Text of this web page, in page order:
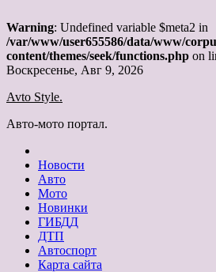
Warning: Undefined variable $meta2 in
/var/www/user655586/data/www/
content/themes/seek/functions.php on
Skip
content
Воскресенье, Авг 9, 2026
Avto Style.
Авто-мото портал.
Новости
Авто
Мото
Новинки
ГИБДД
ДТП
Автоспорт
Карта сайта